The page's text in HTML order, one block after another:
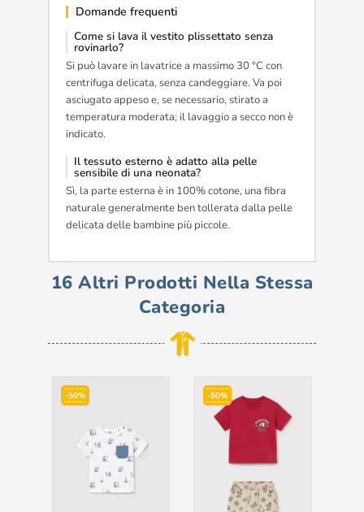
Domande frequenti
Come si lava il vestito plissettato senza
rovinarlo?
Si può lavare in lavatrice a massimo 30 °C con
centrifuga delicata, senza candeggiare. Va poi
asciugato appeso e, se necessario, stirato a
temperatura moderata; il lavaggio a secco non è
indicato.
Il tessuto esterno è adatto alla pelle
sensibile di una neonata?
Sì, la parte esterna è in 100% cotone, una fibra
naturale generalmente ben tollerata dalla pelle
delicata delle bambine più piccole.
16 Altri Prodotti Nella Stessa
Categoria
-50% -50%